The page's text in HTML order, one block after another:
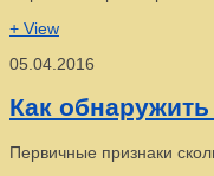
+ View
05.04.2016
Как
Первичные признаки